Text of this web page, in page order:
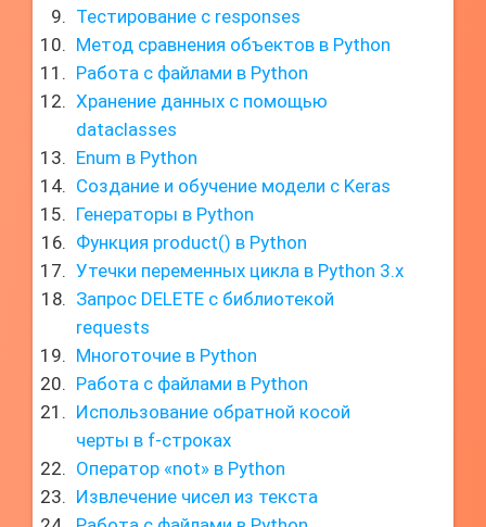
Тестирование с responses
Метод сравнения объектов в Python
Работа с файлами в Python
Хранение данных с помощью
dataclasses
Enum в Python
Создание и обучение модели с Keras
Генераторы в Python
Функция product() в Python
Утечки переменных цикла в Python 3.x
Запрос DELETE с библиотекой
requests
Многоточие в Python
Работа с файлами в Python
Использование обратной косой
черты в f-строках
Оператор «not» в Python
Извлечение чисел из текста